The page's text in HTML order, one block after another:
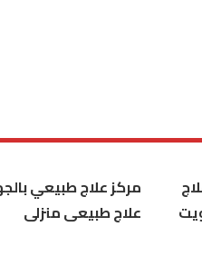
مركز علاج طبيعي
علاج طبيعى منزلى